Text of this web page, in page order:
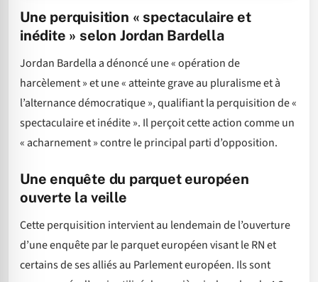
Une perquisition « spectaculaire et
inédite » selon Jordan Bardella
Jordan Bardella a dénoncé une « opération de
harcèlement » et une « atteinte grave au pluralisme et à
l’alternance démocratique », qualifiant la perquisition de «
spectaculaire et inédite ». Il perçoit cette action comme un
« acharnement » contre le principal parti d’opposition.
Une enquête du parquet européen
ouverte la veille
Cette perquisition intervient au lendemain de l’ouverture
d’une enquête par le parquet européen visant le RN et
certains de ses alliés au Parlement européen. Ils sont